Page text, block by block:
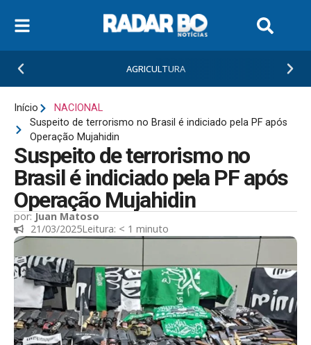
AGRICULTURA
Início
NACIONAL
Suspeito de terrorismo no Brasil é indiciado pela PF após
Operação Mujahidin
Suspeito de terrorismo no
Brasil é indiciado pela PF após
Operação Mujahidin
por:Juan Matoso
21/03/2025Leitura: < 1 minuto